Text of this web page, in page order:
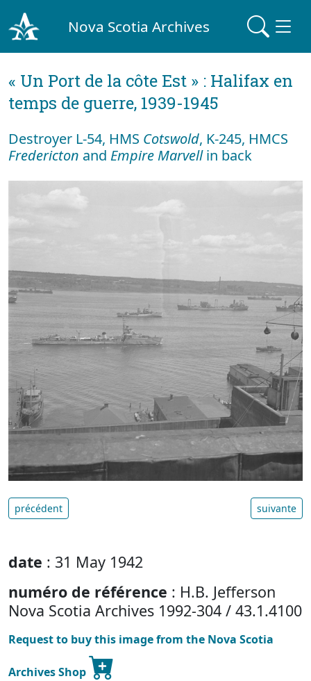
Nova Scotia Archives
« Un Port de la côte Est » : Halifax en
temps de guerre, 1939-1945
Destroyer L-54, HMS Cotswold, K-245, HMCS
Fredericton and Empire Marvellin back
précédent suivante
date : 31 May 1942
numéro de référence : H.B. Jefferson
Nova Scotia Archives 1992-304 / 43.1.4100
Request to buy this image from the Nova Scotia
Archives Shop